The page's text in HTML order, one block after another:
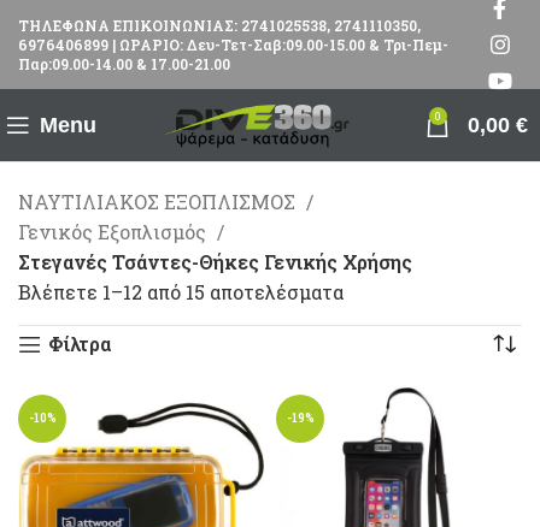
ΤΗΛΕΦΩΝΑ ΕΠΙΚΟΙΝΩΝΙΑΣ: 2741025538, 2741110350,
6976406899 | ΩΡΑΡΙΟ: Δευ-Τετ-Σαβ:09.00-15.00 & Τρι-Πεμ-
Παρ:09.00-14.00 & 17.00-21.00
Menu 0 0,00 €
ΝΑΥΤΙΛΙΑΚΟΣ ΕΞΟΠΛΙΣΜΟΣ
Γενικός Εξοπλισμός
Στεγανές Τσάντες-Θήκες Γενικής Χρήσης
Βλέπετε 1–12 από 15 αποτελέσματα
Φίλτρα
-10% -19%